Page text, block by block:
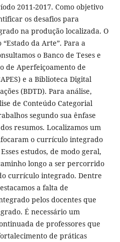
2011-2017. Como objetivo
os desafios para
na produção localizada. O
da Arte”. Para a
o Banco de Teses e
de Aperfeiçoamento de
e a Biblioteca Digital
(BDTD). Para análise,
de Conteúdo Categorial
segundo sua ênfase
resumos. Localizamos um
o currículo integrado
estudos, de modo geral,
longo a ser percorrido
currículo integrado. Dentre
a falta de
pelos docentes que
É necessário um
de professores que
de práticas